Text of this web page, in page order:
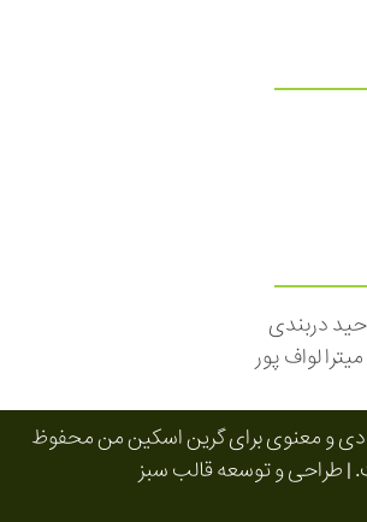
دربندی
لواف پور
و معنوی برایگرین اسکین منمحفوظ
| طراحی و توسعهقالب سبز